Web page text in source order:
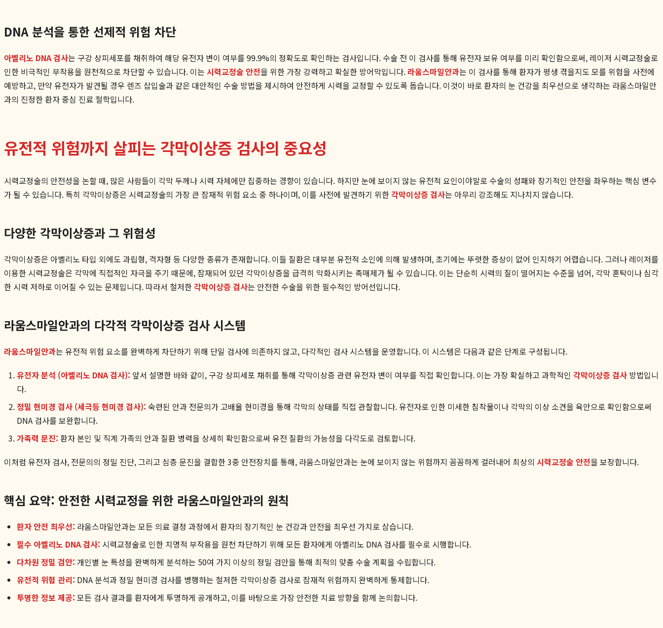
DNA 분석을 통한 선제적 위험 차단
아벨리노 DNA 검사는 구강 상피세포를 채취하여 해당 유전자 변이 여부를 99.9%의 정확도로 확인하는 검사입니다. 수술 전 이 검사를 통해 유전자 보유 여부를 미리 확인함으로써, 레이저 시력교정술로
인한 비극적인 부작용을 원천적으로 차단할 수 있습니다. 이는 시력교정술 안전을 위한 가장 강력하고 확실한 방어막입니다. 라움스마일안과는 이 검사를 통해 환자가 평생 겪을지도 모를 위험을 사전에
예방하고, 만약 유전자가 발견될 경우 렌즈 삽입술과 같은 대안적인 수술 방법을 제시하여 안전하게 시력을 교정할 수 있도록 돕습니다. 이것이 바로 환자의 눈 건강을 최우선으로 생각하는 라움스마일안
과의 진정한 환자 중심 진료 철학입니다.
유전적 위험까지 살피는 각막이상증 검사의 중요성
시력교정술의 안전성을 논할 때, 많은 사람들이 각막 두께나 시력 자체에만 집중하는 경향이 있습니다. 하지만 눈에 보이지 않는 유전적 요인이야말로 수술의 성패와 장기적인 안전을 좌우하는 핵심 변수
가 될 수 있습니다. 특히 각막이상증은 시력교정술의 가장 큰 잠재적 위험 요소 중 하나이며, 이를 사전에 발견하기 위한각막이상증 검사는 아무리 강조해도 지나치지 않습니다.
다양한 각막이상증과 그 위험성
각막이상증은 아벨리노 타입 외에도 과립형, 격자형 등 다양한 종류가 존재합니다. 이들 질환은 대부분 유전적 소인에 의해 발생하며, 초기에는 뚜렷한 증상이 없어 인지하기 어렵습니다. 그러나 레이저를
이용한 시력교정술은 각막에 직접적인 자극을 주기 때문에, 잠재되어 있던 각막이상증을 급격히 악화시키는 촉매제가 될 수 있습니다. 이는 단순히 시력의 질이 떨어지는 수준을 넘어, 각막 혼탁이나 심각
한 시력 저하로 이어질 수 있는 문제입니다. 따라서 철저한각막이상증 검사는 안전한 수술을 위한 필수적인 방어선입니다.
라움스마일안과의 다각적 각막이상증 검사 시스템
라움스마일안과는 유전적 위험 요소를 완벽하게 차단하기 위해 단일 검사에 의존하지 않고, 다각적인 검사 시스템을 운영합니다. 이 시스템은 다음과 같은 단계로 구성됩니다.
유전자 분석 (아벨리노 DNA 검사): 앞서 설명한 바와 같이, 구강 상피세포 채취를 통해 각막이상증 관련 유전자 변이 여부를 직접 확인합니다. 이는 가장 확실하고 과학적인 각막이상증 검사 방법입니
다.
정밀 현미경 검사 (세극등 현미경 검사): 숙련된 안과 전문의가 고배율 현미경을 통해 각막의 상태를 직접 관찰합니다. 유전자로 인한 미세한 침착물이나 각막의 이상 소견을 육안으로 확인함으로써
DNA 검사를 보완합니다.
가족력 문진: 환자 본인 및 직계 가족의 안과 질환 병력을 상세히 확인함으로써 유전 질환의 가능성을 다각도로 검토합니다.
이처럼 유전자 검사, 전문의의 정밀 진단, 그리고 심층 문진을 결합한 3중 안전장치를 통해, 라움스마일안과는 눈에 보이지 않는 위험까지 꼼꼼하게 걸러내어 최상의 시력교정술 안전을 보장합니다.
핵심 요약: 안전한 시력교정을 위한 라움스마일안과의 원칙
환자 안전 최우선: 라움스마일안과는 모든 의료 결정 과정에서 환자의 장기적인 눈 건강과 안전을 최우선 가치로 삼습니다.
필수 아벨리노 DNA 검사: 시력교정술로 인한 치명적 부작용을 원천 차단하기 위해 모든 환자에게 아벨리노 DNA 검사를 필수로 시행합니다.
다차원 정밀 검안: 개인별 눈 특성을 완벽하게 분석하는 50여 가지 이상의 정밀 검안을 통해 최적의 맞춤 수술 계획을 수립합니다.
유전적 위험 관리: DNA 분석과 정밀 현미경 검사를 병행하는 철저한 각막이상증 검사로 잠재적 위험까지 완벽하게 통제합니다.
투명한 정보 제공: 모든 검사 결과를 환자에게 투명하게 공개하고, 이를 바탕으로 가장 안전한 치료 방향을 함께 논의합니다.